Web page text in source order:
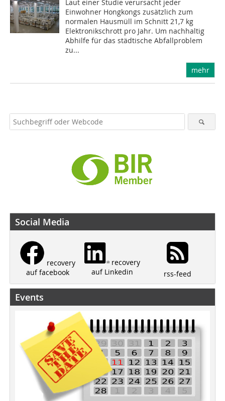
Laut einer Studie verursacht jeder
Einwohner Hongkongs zusätzlich zum
normalen Hausmüll im Schnitt 21,7 kg
Elektronikschrott pro Jahr. Um nachhaltig
Abhilfe für das städtische Abfallproblem
zu...
mehr
Social Media
recovery
auf facebook
recovery
auf Linkedin
rss-feed
Events